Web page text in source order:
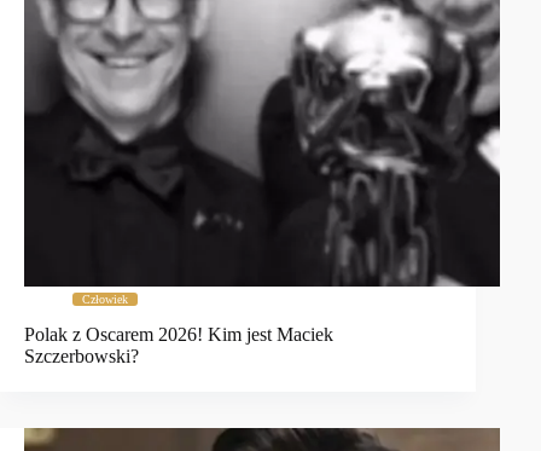
Człowiek
Polak z Oscarem 2026! Kim jest Maciek
Szczerbowski?